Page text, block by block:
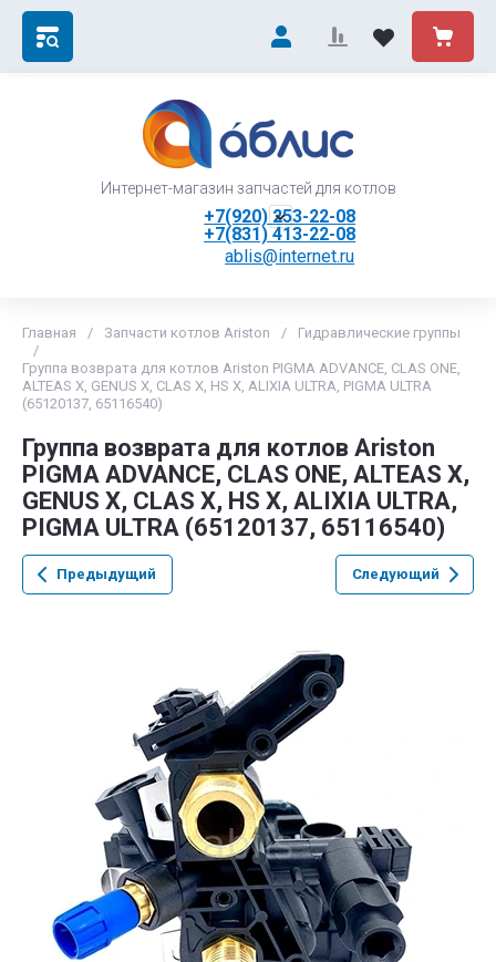
Интернет-магазин запчастей для котлов
+7(920) 253-22-08
+7(831) 413-22-08
ablis@internet.ru
Главная / Запчасти котлов Ariston /
Гидравлические группы
/
Группа возврата для котлов Ariston PIGMA ADVANCE, CLAS ONE,
ALTEAS X, GENUS X, CLAS X, HS X, ALIXIA ULTRA, PIGMA ULTRA
(65120137, 65116540)
Группа возврата для котлов Ariston
PIGMA ADVANCE, CLAS ONE, ALTEAS X,
GENUS X, CLAS X, HS X, ALIXIA ULTRA,
PIGMA ULTRA (65120137, 65116540)
Предыдущий Следующий